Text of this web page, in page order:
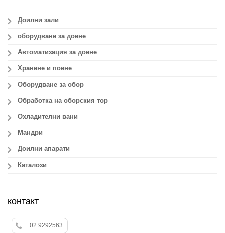
Доилни зали
оборудване за доене
Автоматизация за доене
Хранене и поене
Оборудване за обор
Обработка на оборския тор
Охладителни вани
Мандри
Доилни апарати
Каталози
контакт
02 9292563